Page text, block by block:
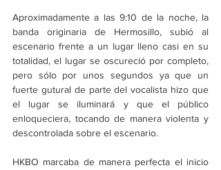
Aproximadamente a las 9:10 de la noche, la
banda originaria de Hermosillo, subió al
escenario frente a un lugar lleno casi en su
totalidad, el lugar se oscureció por completo,
pero sólo por unos segundos ya que un
fuerte gutural de parte del vocalista hizo que
el lugar se iluminará y que el público
enloqueciera, tocando de manera violenta y
descontrolada sobre el escenario.
HKBO marcaba de manera perfecta el inicio